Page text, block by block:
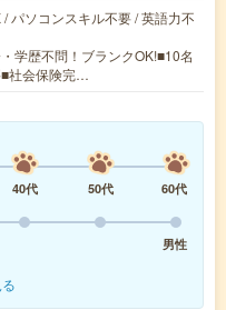
パソコンスキル不要 / 英語力不
学歴不問！ブランクOK!■10名
■社会保険完…
40代 50代
60代
男性